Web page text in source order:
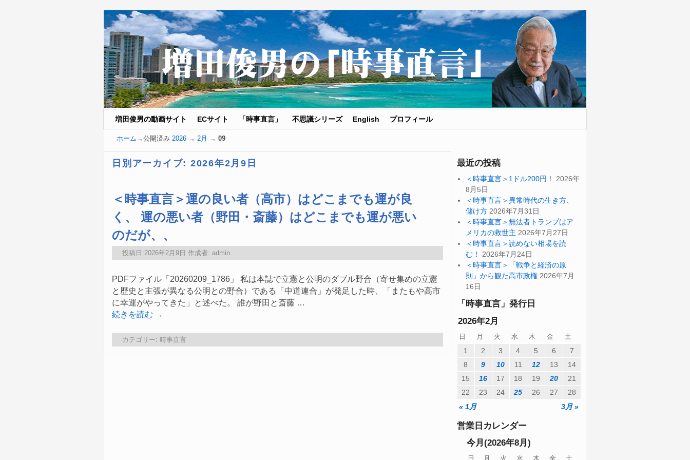
メインコンテンツへ移動
サブコンテンツへ移動
増田俊男の動画サイト ECサイト 「時事直言」 不思議シリーズ English プロフィール
ホーム →公開済み 2026 → 2月 → 09
日別アーカイブ: 2026年2月9日
＜時事直言＞運の良い者（高市）はどこまでも運が良
く、 運の悪い者（野田・斎藤）はどこまでも運が悪い
のだが、、
投稿日:2026年2月9日 作成者: admin
PDFファイル「20260209_1786」 私は本誌で立憲と公明のダブル野合（寄せ集めの立憲
と歴史と主張が異なる公明との野合）である「中道連合」が発足した時、「またもや高市
に幸運がやってきた」と述べた。 誰が野田と斎藤 …
続きを読む →
カテゴリー: 時事直言
最近の投稿
＜時事直言＞1ドル200円！
2026年
8月5日
＜時事直言＞異常時代の生き方、
儲け方 2026年7月31日
＜時事直言＞無法者トランプはア
メリカの救世主 2026年7月27日
＜時事直言＞読めない相場を読
む！
2026年7月24日
＜時事直言＞「戦争と経済の原
則」から観た高市政権 2026年7月
16日
「時事直言」発行日
2026年2月
日 月 火 水 木 金 土
« 1月 3月 »
1 2 3 4 5 6
7
8
9 10 11 12 13
14
15
16 17 18 19 20
21
22
23 24 25 26 27 28
営業日カレンダー
今月(2026年8月)
日 月 火 水 木 金 土